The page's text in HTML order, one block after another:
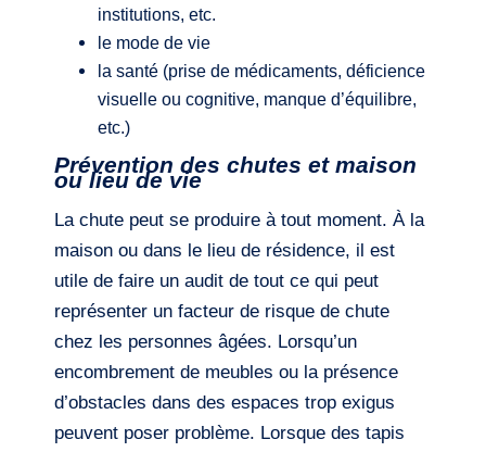
institutions, etc.
le mode de vie
la santé (prise de médicaments, déficience
visuelle ou cognitive, manque d’équilibre,
etc.)
Prévention des chutes et maison
ou lieu de vie
La chute peut se produire à tout moment. À la
maison ou dans le lieu de résidence, il est
utile de faire un audit de tout ce qui peut
représenter un facteur de risque de chute
chez les personnes âgées. Lorsqu’un
encombrement de meubles ou la présence
d’obstacles dans des espaces trop exigus
peuvent poser problème. Lorsque des tapis